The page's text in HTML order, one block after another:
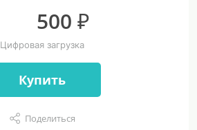
500 ₽
Цифровая загрузка
Купить
Поделиться